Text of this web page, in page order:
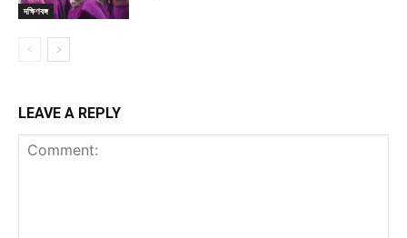
দক্ষিণবঙ্গ
LEAVE A REPLY